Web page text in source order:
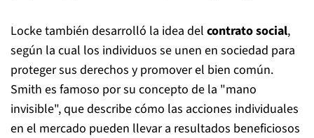
Locke también desarrolló la idea del contrato social,
según la cual los individuos se unen en sociedad para
proteger sus derechos y promover el bien común.
Smith es famoso por su concepto de la "mano
invisible", que describe cómo las acciones individuales
en el mercado pueden llevar a resultados beneficiosos